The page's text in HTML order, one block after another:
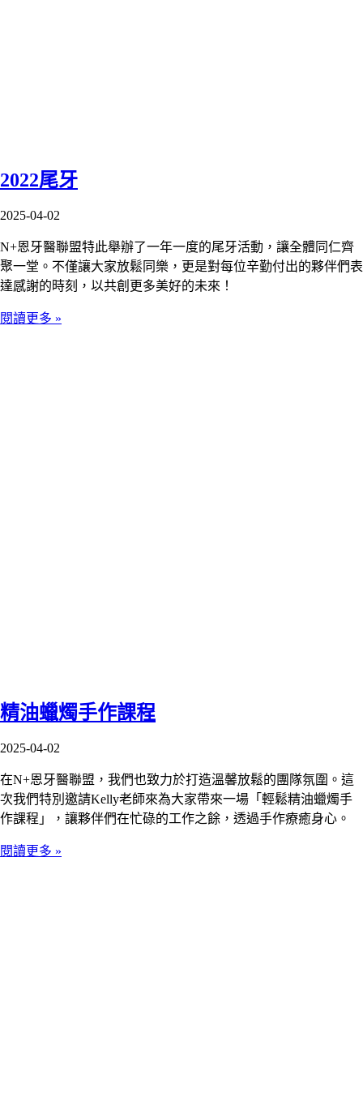
2022尾牙
2025-04-02
N+恩牙醫聯盟特此舉辦了一年一度的尾牙活動，讓全體同仁齊
聚一堂。不僅讓大家放鬆同樂，更是對每位辛勤付出的夥伴們表
達感謝的時刻，以共創更多美好的未來！
閱讀更多 »
精油蠟燭手作課程
2025-04-02
在N+恩牙醫聯盟，我們也致力於打造溫馨放鬆的團隊氛圍。這
次我們特別邀請Kelly老師來為大家帶來一場「輕鬆精油蠟燭手
作課程」，讓夥伴們在忙碌的工作之餘，透過手作療癒身心。
閱讀更多 »